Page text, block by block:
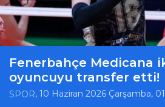
Fenerbahçe Medicana
oyuncuyu transfer etti!
SPOR, 10 Haziran 2026 Çarşamba,